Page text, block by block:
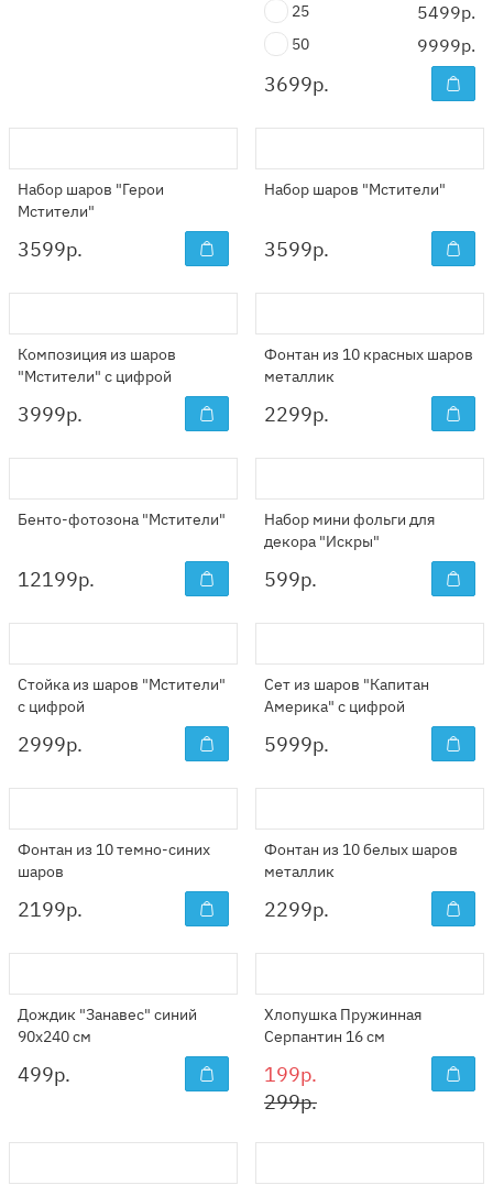
25 5499р.
50 9999р.
3699р.
Набор шаров "Герои
Мстители"
3599р.
Набор шаров "Мстители"
3599р.
Композиция из шаров
"Мстители" с цифрой
3999р.
Фонтан из 10 красных шаров
металлик
2299р.
Бенто-фотозона "Мстители"
12199р.
Набор мини фольги для
декора "Искры"
599р.
Стойка из шаров "Мстители"
с цифрой
2999р.
Сет из шаров "Капитан
Америка" с цифрой
5999р.
Фонтан из 10 темно-синих
шаров
2199р.
Фонтан из 10 белых шаров
металлик
2299р.
Дождик "Занавес" синий
90x240 см
499р.
Хлопушка Пружинная
Серпантин 16 см
199р.
299р.